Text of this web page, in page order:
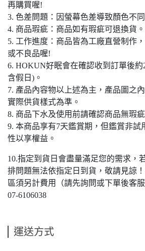
再購買喔!
3. 色差問題：因螢幕色差導致顏色不
4. 商品瑕疵：商品如有瑕疵可退換貨。
5. 工作進度：商品皆為工廠直營制作
或不良品喔!
6. HOKUN好眠會在確認收到訂單後
含假日)。
7. 產品內容物以上述為主，產品圖之
實際供貨樣式為準。
8. 商品下水及使用前請確認商品無瑕疵
9. 本商品享有7天鑑賞期，但鑑賞非試
性以享權益。
10.指定到貨日會盡量滿足您的需求，
排問題無法依指定日到貨，敬請見諒
區須另計費用（請先詢問或下單後客
07-6106038
運送方式